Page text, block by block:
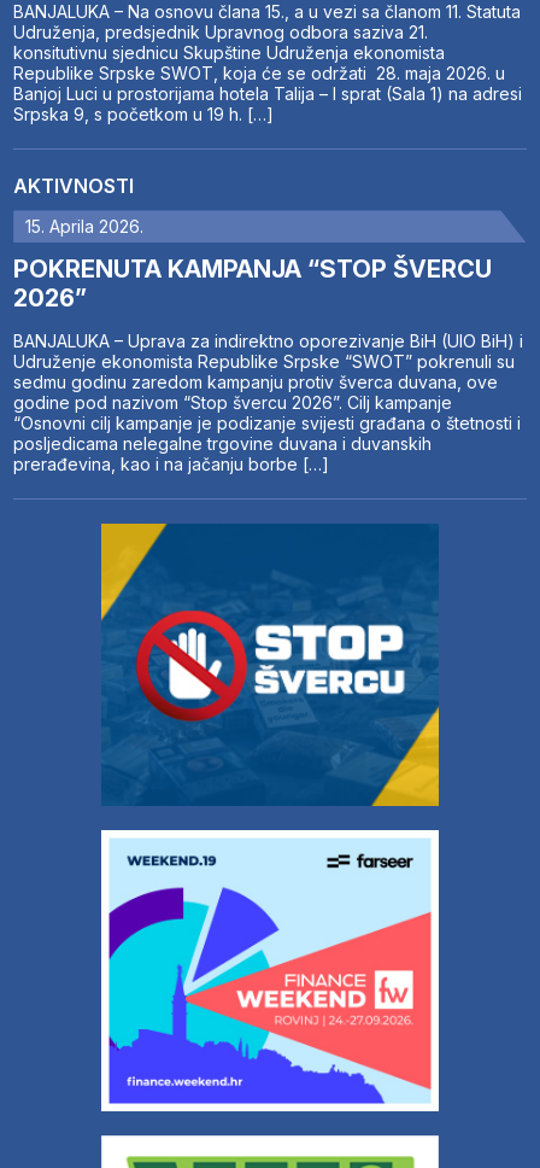
BANJALUKA – Na osnovu člana 15., a u vezi sa članom 11. Statuta
Udruženja, predsjednik Upravnog odbora saziva 21.
konsitutivnu sjednicu Skupštine Udruženja ekonomista
Republike Srpske SWOT, koja će se održati 28. maja 2026. u
Banjoj Luci u prostorijama hotela Talija – I sprat (Sala 1) na adresi
Srpska 9, s početkom u 19 h. […]
AKTIVNOSTI
15. Aprila 2026.
POKRENUTA KAMPANJA “STOP ŠVERCU
2026”
BANJALUKA – Uprava za indirektno oporezivanje BiH (UIO BiH) i
Udruženje ekonomista Republike Srpske “SWOT” pokrenuli su
sedmu godinu zaredom kampanju protiv šverca duvana, ove
godine pod nazivom “Stop švercu 2026”. Cilj kampanje
“Osnovni cilj kampanje je podizanje svijesti građana o štetnosti i
posljedicama nelegalne trgovine duvana i duvanskih
prerađevina, kao i na jačanju borbe […]